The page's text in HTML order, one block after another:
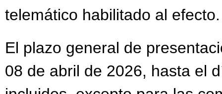
telemático habilitado al efecto.
El plazo general de
08 de abril de 2026, hasta el